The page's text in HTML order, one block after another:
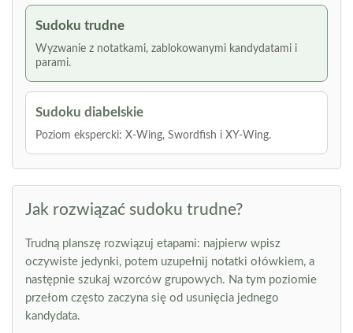
Sudoku trudne
Wyzwanie z notatkami, zablokowanymi kandydatami i
parami.
Sudoku diabelskie
Poziom ekspercki: X-Wing, Swordfish i XY-Wing.
Jak rozwiązać sudoku trudne?
Trudną planszę rozwiązuj etapami: najpierw wpisz
oczywiste jedynki, potem uzupełnij notatki ołówkiem, a
następnie szukaj wzorców grupowych. Na tym poziomie
przełom często zaczyna się od usunięcia jednego
kandydata.